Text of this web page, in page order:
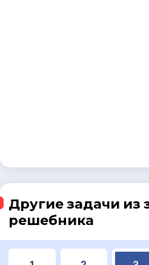
Другие задачи из
решебника